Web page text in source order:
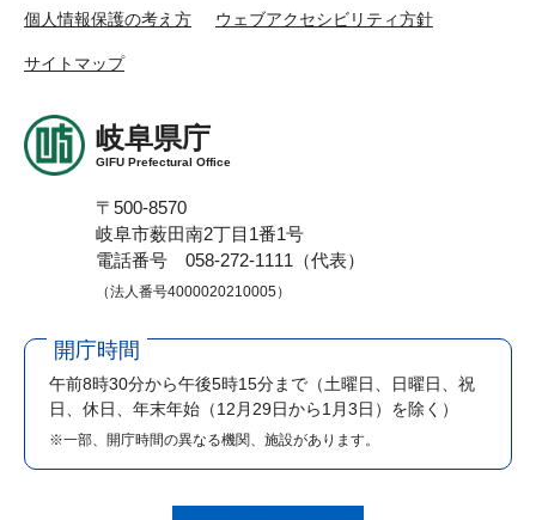
個人情報保護の考え方 ウェブアクセシビリティ方針
サイトマップ
岐阜県庁
GIFU Prefectural Office
〒500-8570
岐阜市薮田南2丁目1番1号
電話番号 058-272-1111（代表）
（法人番号4000020210005）
開庁時間
午前8時30分から午後5時15分まで （土曜日、日曜日、祝
日、休日、年末年始（12月29日から1月3日）を除く）
※一部、開庁時間の異なる機関、施設があります。